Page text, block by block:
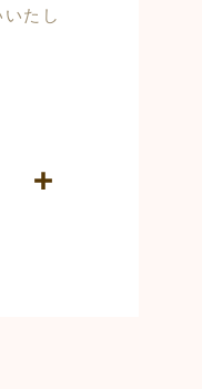
たし